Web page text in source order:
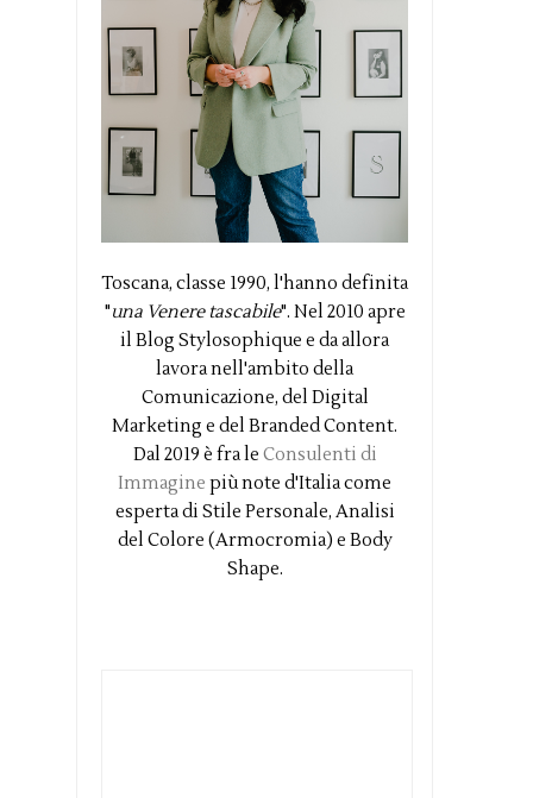
Toscana, classe 1990, l'hanno definita
"una Venere tascabile". Nel 2010 apre
il Blog Stylosophique e da allora
lavora nell'ambito della
Comunicazione, del Digital
Marketing e del Branded Content.
Dal 2019 è fra le Consulenti di
Immagine più note d'Italia come
esperta di Stile Personale, Analisi
del Colore (Armocromia) e Body
Shape.